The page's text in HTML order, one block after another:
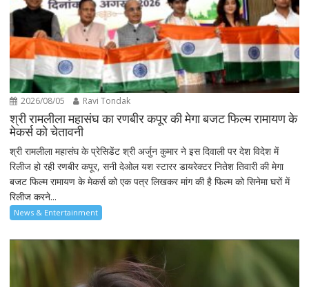
2026/08/05 Ravi Tondak
श्री रामलीला महासंघ का रणबीर कपूर की मेगा बजट फिल्म रामायण के
मेकर्स को चेतावनी
श्री रामलीला महासंघ के प्रेसिडेंट श्री अर्जुन कुमार ने इस दिवाली पर देश विदेश में
रिलीज हो रही रणबीर कपूर, सनी देओल यश स्टारर डायरेक्टर नितेश तिवारी की मेगा
बजट फिल्म रामायण के मेकर्स को एक पत्र लिखकर मांग की है फिल्म को सिनेमा घरों में
रिलीज करने...
News & Entertainment